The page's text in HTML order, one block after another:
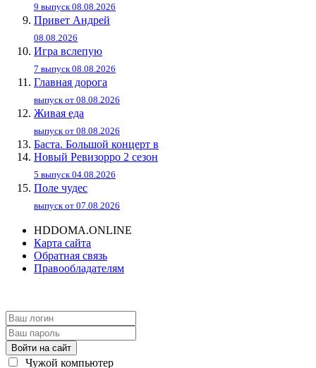
9 выпуск 08.08.2026
Привет Андpей
08.08.2026
Игра вслепую
7 выпуск 08.08.2026
Главная дорога
выпуск от 08.08.2026
Живaя eдa
выпуск от 08.08.2026
Баста. Большой концерт в
Новый Ревизорро 2 сезон
5 выпуск 04.08.2026
Поле чудес
выпуск от 07.08.2026
HDDOMA.ONLINE
Карта сайта
Обратная связь
Правообладателям
Войти на сайт
Чужой компьютер